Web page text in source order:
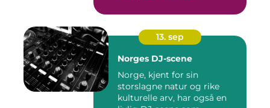
13. sep
Norges DJ-scene
Norge, kjent for sin
storslagne natur og rike
kulturelle arv, har også en